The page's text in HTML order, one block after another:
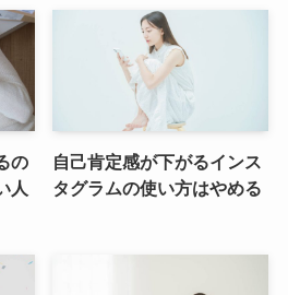
の
人
自己肯定感が下がるインス
タグラムの使い方はやめる